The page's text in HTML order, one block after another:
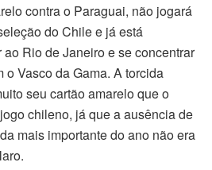
contra o Paraguai, não jogará
do Chile e já está
Rio de Janeiro e se concentrar
o Vasco da Gama. A torcida
seu cartão amarelo que o
chileno, já que a ausência de
mais importante do ano não era